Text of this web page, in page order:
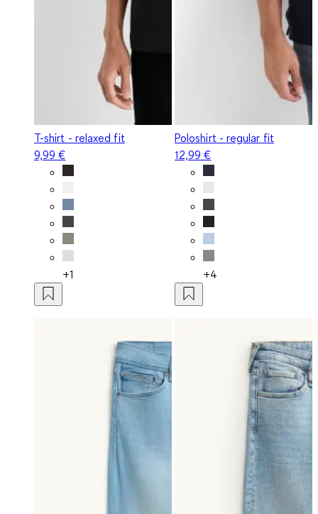
T-shirt - relaxed fit
9,99 €
+1
Poloshirt - regular fit
12,99 €
+4